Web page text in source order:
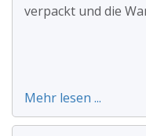
verpackt und die
Mehr lesen ...